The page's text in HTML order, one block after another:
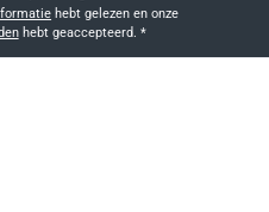
hebt geaccepteerd. *